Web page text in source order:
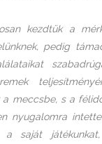
kezdtük a
pedig
a meccsbe, s a
nyugalomra
a saját